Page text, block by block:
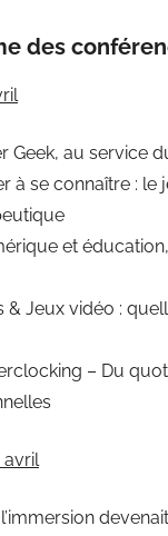
des
Geek, au service
à se connaître : le
et
& Jeux vidéo :
– Du
avril